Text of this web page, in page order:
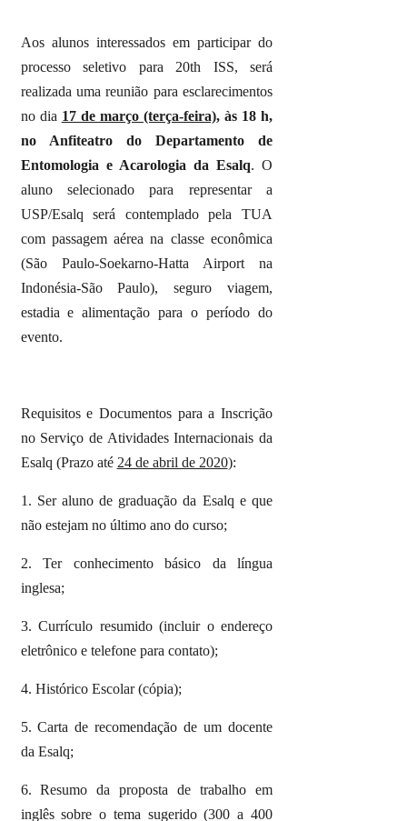
Aos alunos interessados em participar do
processo seletivo para 20th ISS, será
realizada uma reunião para esclarecimentos
no dia 17 de março (terça-feira), às 18 h,
no Anfiteatro do Departamento de
Entomologia e Acarologia da Esalq. O
aluno selecionado para representar a
USP/Esalq será contemplado pela TUA
com passagem aérea na classe econômica
(São Paulo-Soekarno-Hatta Airport na
Indonésia-São Paulo), seguro viagem,
estadia e alimentação para o período do
evento.
Requisitos e Documentos para a Inscrição
no Serviço de Atividades Internacionais da
Esalq (Prazo até 24 de abril de 2020):
1. Ser aluno de graduação da Esalq e que
não estejam no último ano do curso;
2. Ter conhecimento básico da língua
inglesa;
3. Currículo resumido (incluir o endereço
eletrônico e telefone para contato);
4. Histórico Escolar (cópia);
5. Carta de recomendação de um docente
da Esalq;
6. Resumo da proposta de trabalho em
inglês sobre o tema sugerido (300 a 400